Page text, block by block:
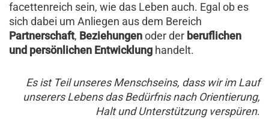
facettenreich sein, wie das Leben auch. Egal ob es
sich dabei um Anliegen aus dem Bereich
Partnerschaft, Beziehungenoder der beruflichen
und persönlichen Entwicklung handelt.
Es ist Teil unseres Menschseins, dass wir im Lauf
unserers Lebens das Bedürfnis nach Orientierung,
Halt und Unterstützung verspüren.